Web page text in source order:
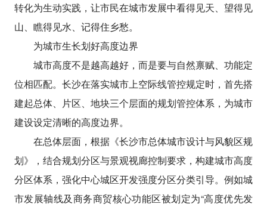
转化为生动实践，让市民在城市发展中看得见天、望得见
山、瞧得见水、记得住乡愁。
为城市生长划好高度边界
城市高度不是越高越好，而是要与自然禀赋、功能定
位相匹配。长沙在落实城市上空际线管控规定时，首先搭
建起总体、片区、地块三个层面的规划管控体系，为城市
建设设定清晰的高度边界。
在总体层面，根据《长沙市总体城市设计与风貌区规
划》，结合规划分区与景观视廊控制要求，构建城市高度
分区体系，强化中心城区开发强度分区分类引导。例如城
市发展轴线及商务商贸核心功能区被划定为“高度优先发